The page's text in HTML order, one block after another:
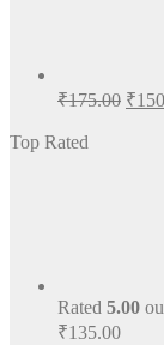
₹175.00 ₹
Top Rated
Rated 5.00
₹135.00